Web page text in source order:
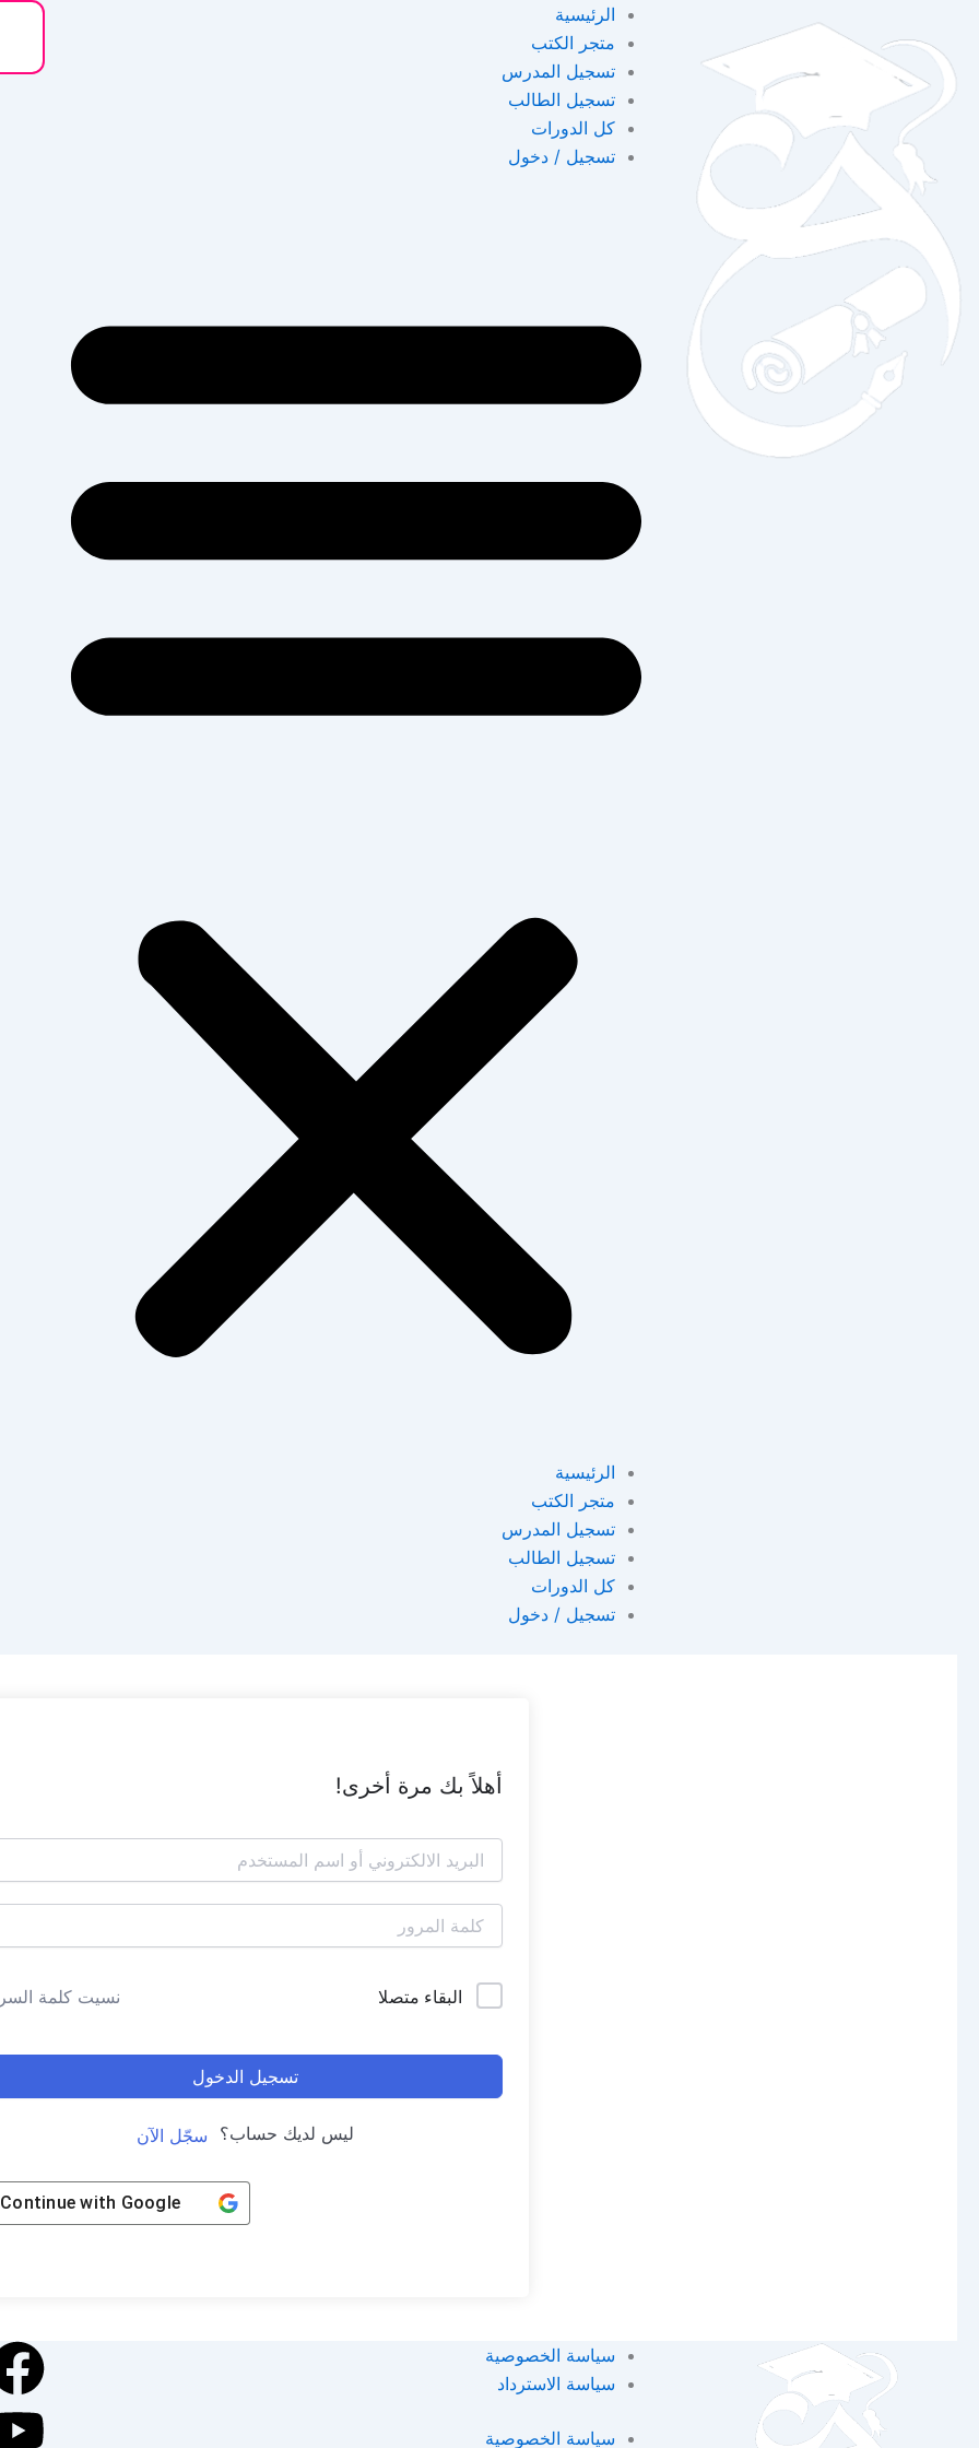
المحتوى
الرئيسية
متجر الكتب
تسجيل المدرس
تسجيل الطالب
كل الدورات
تسجيل / دخول
الرئيسية
متجر الكتب
تسجيل المدرس
تسجيل الطالب
كل الدورات
تسجيل / دخول
أهلاً بك مرة أخرى!
البقاء متصلا نسيت كلمة
تسجيل الدخول
ليس لديك حساب؟ سجّل الآن
Continue with Google
سياسة الخصوصية
سياسة الاسترداد
سياسة الخصوصية